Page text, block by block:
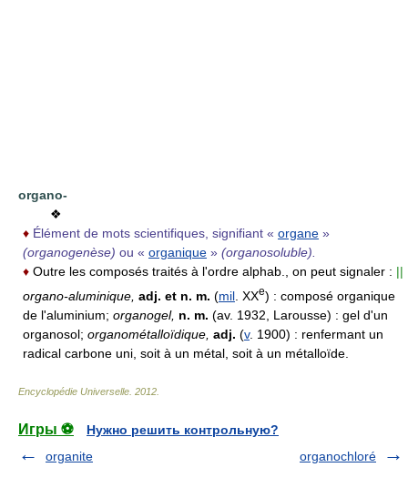
organo-
❖
♦ Élément de mots scientifiques, signifiant « organe »
(organogenèse) ou « organique » (organosoluble).
♦ Outre les composés traités à l'ordre alphab., on peut signaler : ||
organo-aluminique, adj. et n. m. (mil . XXe) : composé organique
de l'aluminium; organogel, n. m. (av. 1932, Larousse) : gel d'un
organosol; organométalloïdique, adj. (v. 1900) : renfermant un
radical carbone uni, soit à un métal, soit à un métalloïde.
Encyclopédie Universelle 2012
Игры ⚽
Нужно решить контрольную?
organite
organochloré